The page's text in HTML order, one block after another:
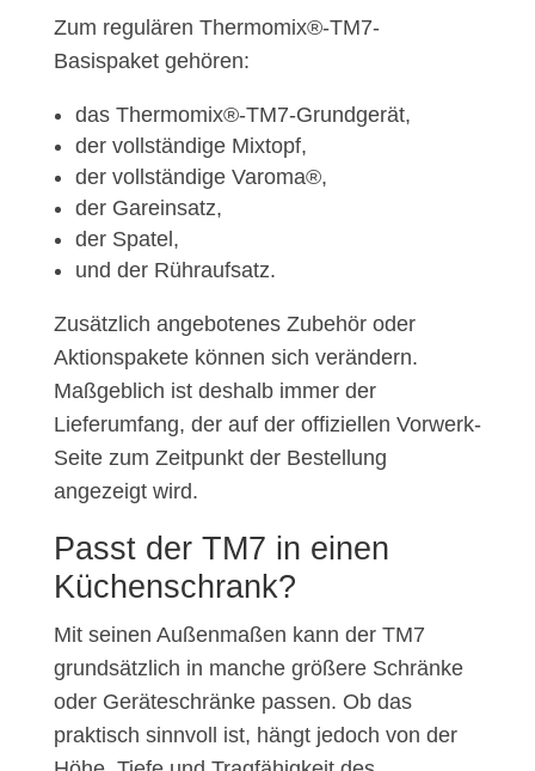
Zum regulären Thermomix®-TM7-
Basispaket gehören:
das Thermomix®-TM7-Grundgerät,
der vollständige Mixtopf,
der vollständige Varoma®,
der Gareinsatz,
der Spatel,
und der Rühraufsatz.
Zusätzlich angebotenes Zubehör oder
Aktionspakete können sich verändern.
Maßgeblich ist deshalb immer der
Lieferumfang, der auf der offiziellen Vorwerk-
Seite zum Zeitpunkt der Bestellung
angezeigt wird.
Passt der TM7 in einen
Küchenschrank?
Mit seinen Außenmaßen kann der TM7
grundsätzlich in manche größere Schränke
oder Geräteschränke passen. Ob das
praktisch sinnvoll ist, hängt jedoch von der